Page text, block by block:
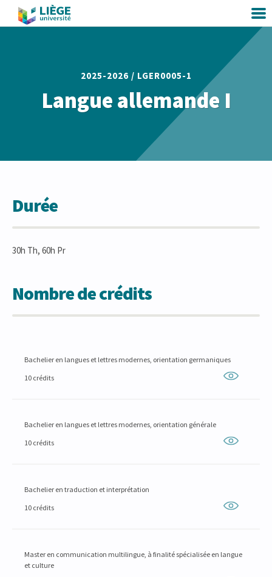
2025-2026 / LGER0005-1
Langue allemande I
Durée
30h Th, 60h Pr
Nombre de crédits
Bachelier en langues et lettres modernes, orientation germaniques
10 crédits
Bachelier en langues et lettres modernes, orientation générale
10 crédits
Bachelier en traduction et interprétation
10 crédits
Master en communication multilingue, à finalité spécialisée en langue
et culture